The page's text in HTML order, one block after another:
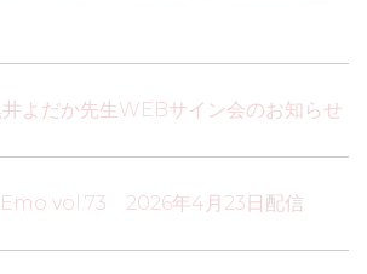
よだか先生WEBサイン会のお知らせ
vol.73 2026年4月23日配信